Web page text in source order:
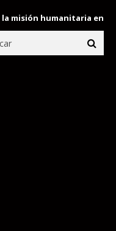
humanitaria enviada a